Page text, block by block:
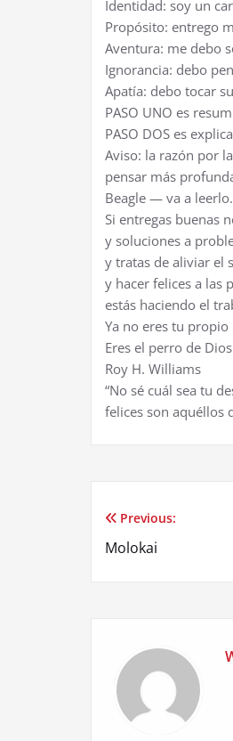
Identidad: soy un
Propósito: entrego
Aventura: me debo
Ignorancia: debo
Apatía: debo tocar
PASO UNO es
PASO DOS es
Aviso: la razón por
pensar más
Beagle — va a
Si entregas buenas
y soluciones a
y tratas de aliviar el
y hacer felices a las
estás haciendo el
Ya no eres tu propio
Eres el perro de
Roy H. Williams
“No sé cuál sea tu
felices son aquéllos
Post
Previous:
Molokai